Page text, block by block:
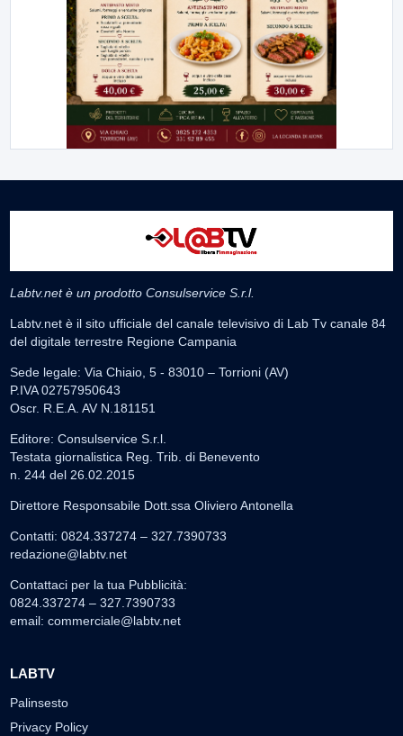
Labtv.net è un prodotto Consulservice S.r.l.
Labtv.net è il sito ufficiale del canale televisivo di Lab Tv canale 84
del digitale terrestre Regione Campania
Sede legale: Via Chiaio, 5 - 83010 – Torrioni (AV)
P.IVA 02757950643
Oscr. R.E.A. AV N.181151
Editore: Consulservice S.r.l.
Testata giornalistica Reg. Trib. di Benevento
n. 244 del 26.02.2015
Direttore Responsabile Dott.ssa Oliviero Antonella
Contatti: 0824.337274 – 327.7390733
redazione@labtv.net
Contattaci per la tua Pubblicità:
0824.337274 – 327.7390733
email: commerciale@labtv.net
LABTV
Palinsesto
Privacy Policy